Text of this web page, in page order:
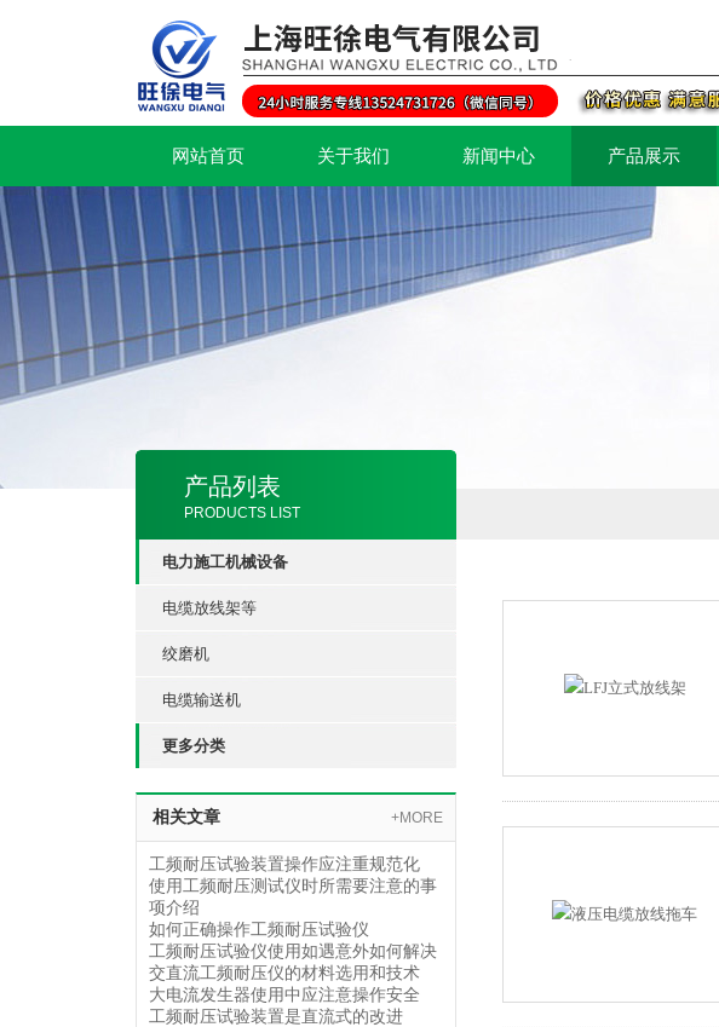
网站首页 关于我们 新闻中心 产品展示
产品列表
PRODUCTS LIST
电力施工机械设备
电缆放线架等
绞磨机
电缆输送机
更多分类
相关文章 +MORE
工频耐压试验装置操作应注重规范化
使用工频耐压测试仪时所需要注意的事
项介绍
如何正确操作工频耐压试验仪
工频耐压试验仪使用如遇意外如何解决
交直流工频耐压仪的材料选用和技术
大电流发生器使用中应注意操作安全
工频耐压试验装置是直流式的改进